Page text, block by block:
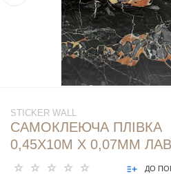
STICKER WALL
САМОКЛЕЮЧА ПЛІВКА
0,45Х10М Х 0,07ММ
ДО